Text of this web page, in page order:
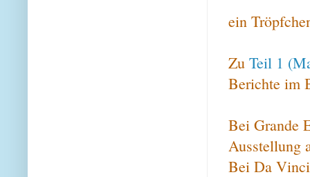
ein
Zu Teil 1
Berichte im
Bei Grande
Ausstellung
Bei Da